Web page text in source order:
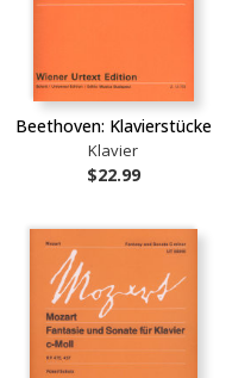
Beethoven: Klavierstücke
Klavier
$22.99